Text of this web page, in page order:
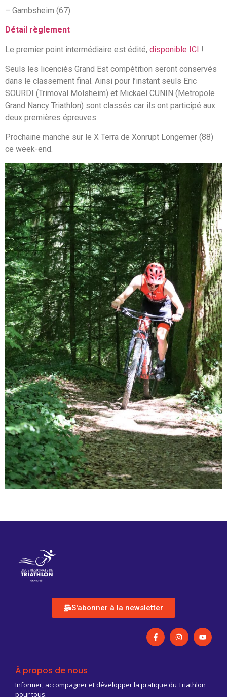
– Gambsheim (67)
Détail règlement
Le premier point intermédiaire est édité, disponible ICI !
Seuls les licenciés Grand Est compétition seront conservés
dans le classement final. Ainsi pour l’instant seuls Eric
SOURDI (Trimoval Molsheim) et Mickael CUNIN (Metropole
Grand Nancy Triathlon) sont classés car ils ont participé aux
deux premières épreuves.
Prochaine manche sur le X Terra de Xonrupt Longemer (88)
ce week-end.
S'abonner à la newsletter
À propos de nous
Informer, accompagner et développer la pratique du Triathlon
pour tous.